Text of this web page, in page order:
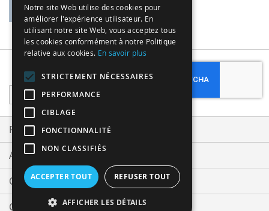
Sign
Up
for
Our
Newsletter:
Subscribe
Privacy and Cookie Policy
Advanced Search
Orders and Returns
Contact Us
Notre site Web utilise des cookies pour
améliorer l'expérience utilisateur. En
utilisant notre site Web, vous acceptez tous
les cookies conformément à notre Politique
relative aux cookies. En savoir plus
STRICTEMENT NÉCESSAIRES
PERFORMANCE
CIBLAGE
FONCTIONNALITÉ
NON CLASSIFIÉS
ACCEPTER TOUT REFUSER TOUT
AFFICHER LES DÉTAILS